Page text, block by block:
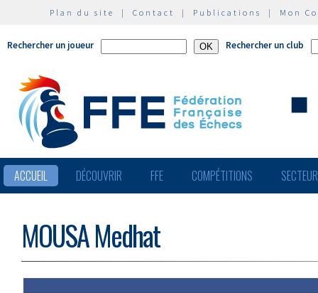
Plan du site | Contact | Publications | Mon
Rechercher un joueur Rechercher un club
ACCUEIL DÉCOUVRIR FFE COMPÉTITIONS
MOUSA Medhat